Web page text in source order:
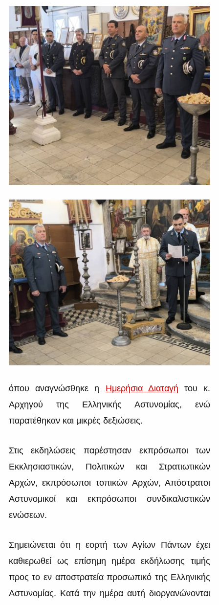
όπου αναγνώσθηκε η Ημερήσια Διαταγή του κ.
Αρχηγού της Ελληνικής Αστυνομίας, ενώ
παρατέθηκαν και μικρές δεξιώσεις.
Στις εκδηλώσεις παρέστησαν εκπρόσωποι των
Εκκλησιαστικών, Πολιτικών και Στρατιωτικών
Αρχών, εκπρόσωποι τοπικών Αρχών, Απόστρατοι
Αστυνομικοί και εκπρόσωποι συνδικαλιστικών
ενώσεων.
Σημειώνεται ότι η εορτή των Αγίων Πάντων έχει
καθιερωθεί ως επίσημη ημέρα εκδήλωσης τιμής
προς το εν αποστρατεία προσωπικό της Ελληνικής
Αστυνομίας. Κατά την ημέρα αυτή διοργανώνονται